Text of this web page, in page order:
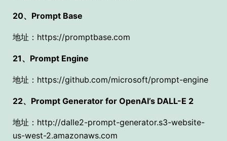
20、Prompt Base
地址：https://promptbase.com
21、Prompt Engine
地址：https://github.com/microsoft/prompt-engine
22、Prompt Generator for OpenAI’s DALL-E 2
地址：http://dalle2-prompt-generator.s3-website-
us-west-2.amazonaws.com